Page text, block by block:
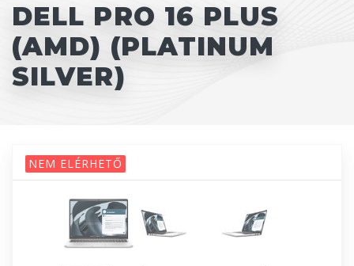
DELL PRO 16 PLUS
(AMD) (PLATINUM
SILVER)
NEM ELÉRHETŐ